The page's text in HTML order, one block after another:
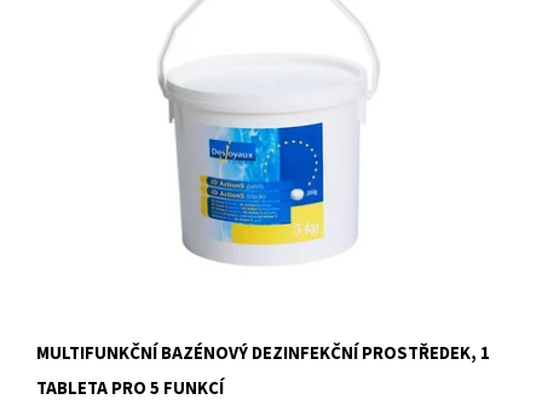
MULTIFUNKČNÍ BAZÉNOVÝ DEZINFEKČNÍ PROSTŘEDEK, 1
TABLETA PRO 5 FUNKCÍ